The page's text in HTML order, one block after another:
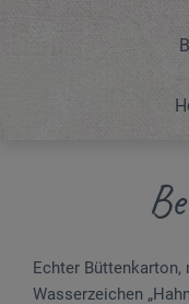
Echter Büttenkarton,
Wasserzeichen